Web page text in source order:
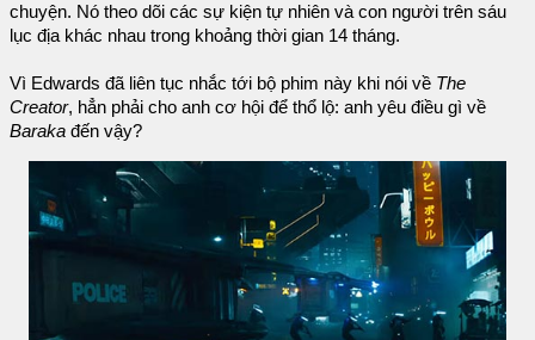
chuyện. Nó theo dõi các sự kiện tự nhiên và con người trên sáu
lục địa khác nhau trong khoảng thời gian 14 tháng.
Vì Edwards đã liên tục nhắc tới bộ phim này khi nói về The
Creator, hẳn phải cho anh cơ hội để thổ lộ: anh yêu điều gì về
Baraka đến vậy?